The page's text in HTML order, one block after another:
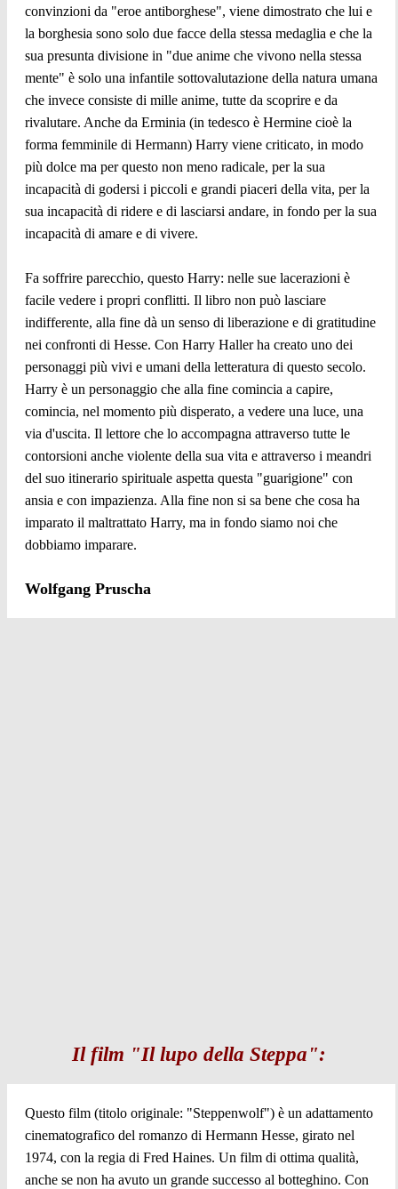
convinzioni da "eroe antiborghese", viene dimostrato che lui e
la borghesia sono solo due facce della stessa medaglia e che la
sua presunta divisione in "due anime che vivono nella stessa
mente" è solo una infantile sottovalutazione della natura umana
che invece consiste di mille anime, tutte da scoprire e da
rivalutare. Anche da Erminia (in tedesco è Hermine cioè la
forma femminile di Hermann) Harry viene criticato, in modo
più dolce ma per questo non meno radicale, per la sua
incapacità di godersi i piccoli e grandi piaceri della vita, per la
sua incapacità di ridere e di lasciarsi andare, in fondo per la sua
incapacità di amare e di vivere.
Fa soffrire parecchio, questo Harry: nelle sue lacerazioni è
facile vedere i propri conflitti. Il libro non può lasciare
indifferente, alla fine dà un senso di liberazione e di gratitudine
nei confronti di Hesse. Con Harry Haller ha creato uno dei
personaggi più vivi e umani della letteratura di questo secolo.
Harry è un personaggio che alla fine comincia a capire,
comincia, nel momento più disperato, a vedere una luce, una
via d'uscita. Il lettore che lo accompagna attraverso tutte le
contorsioni anche violente della sua vita e attraverso i meandri
del suo itinerario spirituale aspetta questa "guarigione" con
ansia e con impazienza. Alla fine non si sa bene che cosa ha
imparato il maltrattato Harry, ma in fondo siamo noi che
dobbiamo imparare.
Wolfgang Pruscha
Il film "Il lupo della Steppa":
Questo film (titolo originale: "Steppenwolf") è un adattamento
cinematografico del romanzo di Hermann Hesse, girato nel
1974, con la regia di Fred Haines. Un film di ottima qualità,
anche se non ha avuto un grande successo al botteghino. Con